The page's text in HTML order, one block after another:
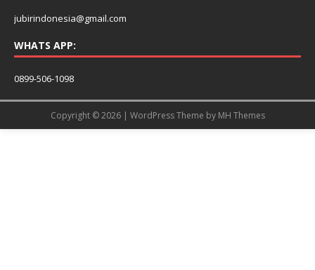
jubirindonesia@gmail.com
WHATS APP:
0899-506-1098
Copyright © 2026 | WordPress Theme by MH Themes